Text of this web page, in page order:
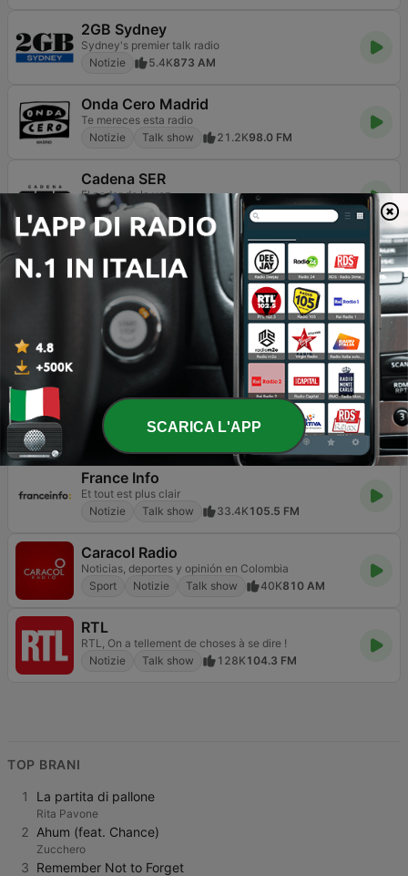
2GB Sydney
Sydney's premier talk radio
Notizie
5.4K873 AM
Onda Cero Madrid
Te mereces esta radio
Notizie
Talk show 21.2K98.0 FM
Cadena SER
El poder de la voz
Sport
Notizie Talk show 47K105.4 FM
Blu Radio
Notizie 37.5K 89.9 FM
3AW Melbourne
News Talk
Notizie
Talk show 693 AM
FOX News Radio
America is listening
Notizie
Talk show 8.7KOnline
France Info
Et tout est plus clair
Notizie
Talk show 33.4K105.5 FM
Caracol Radio
Noticias, deportes y opinión en Colombia
Sport
Notizie Talk show 40K810 AM
RTL
RTL, On a tellement de choses à se dire !
Notizie
Talk show 128K104.3 FM
TOP BRANI
1 La partita di pallone
Rita Pavone
2 Ahum (feat. Chance)
Zucchero
3 Remember Not to Forget
SCARICA L'APP